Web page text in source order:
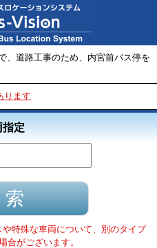
、道路工事のため、内宮前バス停を
ります
指定
特殊な車両について、別のタイプ
合がございます。